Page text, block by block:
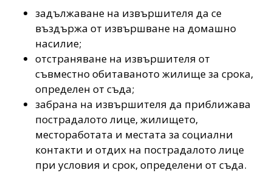
задължаване на извършителя да се
въздържа от извършване на домашно
насилие;
отстраняване на извършителя от
съвместно обитаваното жилище за срока,
определен от съда;
забрана на извършителя да приближава
пострадалото лице, жилището,
местоработата и местата за социални
контакти и отдих на пострадалото лице
при условия и срок, определени от съда.